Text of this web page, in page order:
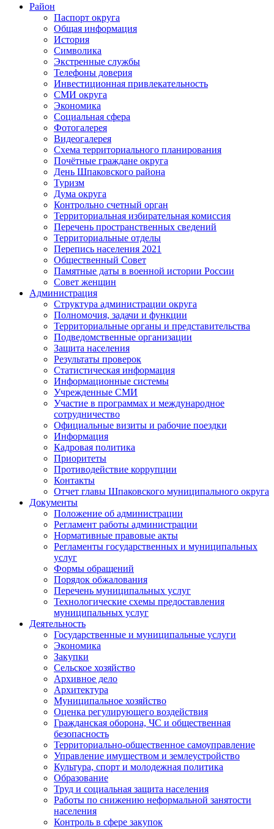
Район
Паспорт округа
Общая информация
История
Символика
Экстренные службы
Телефоны доверия
Инвестиционная привлекательность
СМИ округа
Экономика
Социальная сфера
Фотогалерея
Видеогалерея
Схема территориального планирования
Почётные граждане округа
День Шпаковского района
Туризм
Дума округа
Контрольно счетный орган
Территориальная избирательная комиссия
Перечень пространственных сведений
Территориальные отделы
Перепись населения 2021
Общественный Совет
Памятные даты в военной истории России
Совет женщин
Администрация
Структура администрации округа
Полномочия, задачи и функции
Территориальные органы и представительства
Подведомственные организации
Защита населения
Результаты проверок
Статистическая информация
Информационные системы
Учрежденные СМИ
Участие в программах и международное
сотрудничество
Официальные визиты и рабочие поездки
Информация
Кадровая политика
Приоритеты
Противодействие коррупции
Контакты
Отчет главы Шпаковского муниципального округа
Документы
Положение об администрации
Регламент работы администрации
Нормативные правовые акты
Регламенты государственных и муниципальных
услуг
Формы обращений
Порядок обжалования
Перечень муниципальных услуг
Технологические схемы предоставления
муниципальных услуг
Деятельность
Государственные и муниципальные услуги
Экономика
Закупки
Сельское хозяйство
Архивное дело
Архитектура
Муниципальное хозяйство
Оценка регулирующего воздействия
Гражданская оборона, ЧС и общественная
безопасность
Территориально-общественное самоуправление
Управление имуществом и землеустройство
Культура, спорт и молодежная политика
Образование
Труд и социальная защита населения
Работы по снижению неформальной занятости
населения
Контроль в сфере закупок